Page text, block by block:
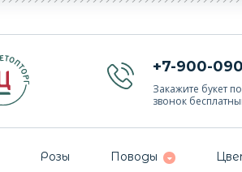
+7-900-
Закажите букет
звонок
Розы Поводы